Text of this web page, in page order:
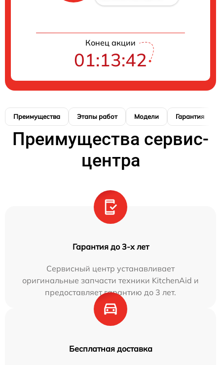
Конец акции
01:13:41
Преимущества Этапы работ Модели Гарантия
Преимущества сервис-
центра
Гарантия до 3-х лет
Сервисный центр устанавливает
оригинальные запчасти техники KitchenAid и
предоставляет гарантию до 3 лет.
Бесплатная доставка